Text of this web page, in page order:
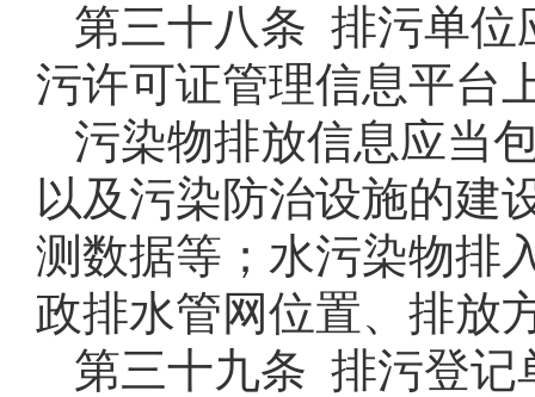
第三十八条 排污单位
污许可证管理信息平台
污染物排放信息应当
以及污染防治设施的建
测数据等；水污染物排
政排水管网位置、排放
第三十九条 排污登记